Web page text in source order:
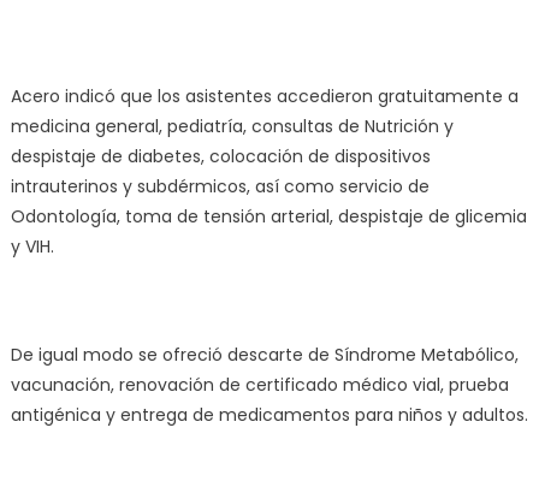
Acero indicó que los asistentes accedieron gratuitamente a
medicina general, pediatría, consultas de Nutrición y
despistaje de diabetes, colocación de dispositivos
intrauterinos y subdérmicos, así como servicio de
Odontología, toma de tensión arterial, despistaje de glicemia
y VIH.
De igual modo se ofreció descarte de Síndrome Metabólico,
vacunación, renovación de certificado médico vial, prueba
antigénica y entrega de medicamentos para niños y adultos.